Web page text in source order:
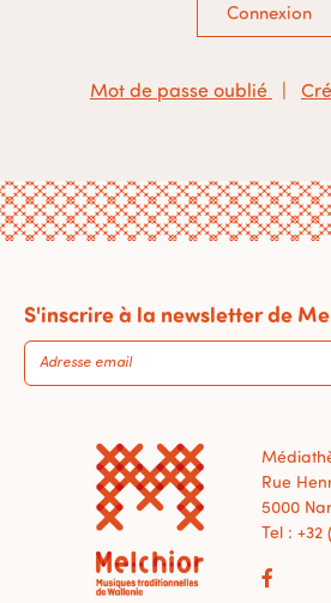
Connexion
Mot de passe oublié
S'inscrire à la newsletter de
Rue
5000
Tel : +32